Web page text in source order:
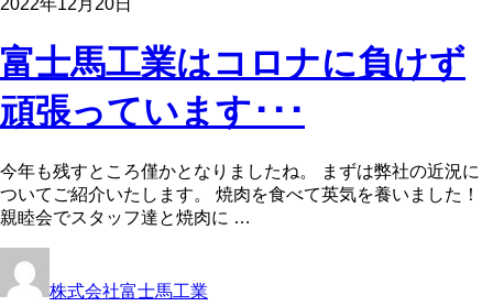
富士馬工業はコロナに負けず
頑張っています･･･
今年も残すところ僅かとなりましたね。 まずは弊社の近況に
ついてご紹介いたします。 焼肉を食べて英気を養いました！
親睦会でスタッフ達と焼肉に …
株式会社富士馬工業